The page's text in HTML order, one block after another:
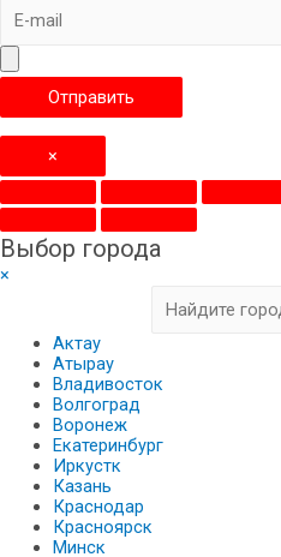
×
Выбор города
×
Актау
Атырау
Владивосток
Волгоград
Воронеж
Екатеринбург
Иркустк
Казань
Краснодар
Красноярск
Минск